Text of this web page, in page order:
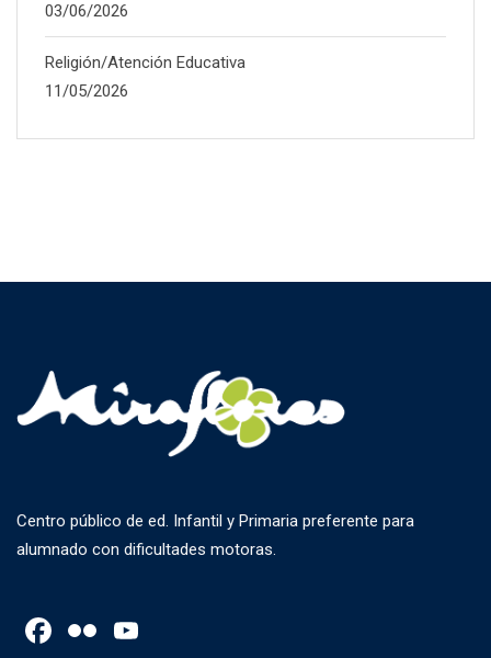
03/06/2026
Religión/Atención Educativa
11/05/2026
Centro público de ed. Infantil y Primaria preferente para
alumnado con dificultades motoras.
Facebook
Flickr